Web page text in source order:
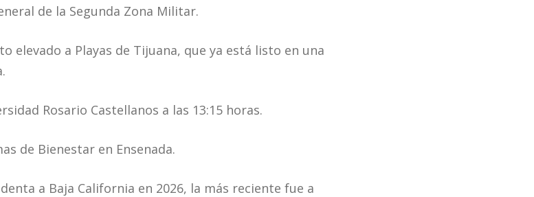
de la Segunda Zona Militar.
elevado a Playas de Tijuana, que ya está listo en una
Rosario Castellanos a las 13:15 horas.
de Bienestar en Ensenada.
a Baja California en 2026, la más reciente fue a